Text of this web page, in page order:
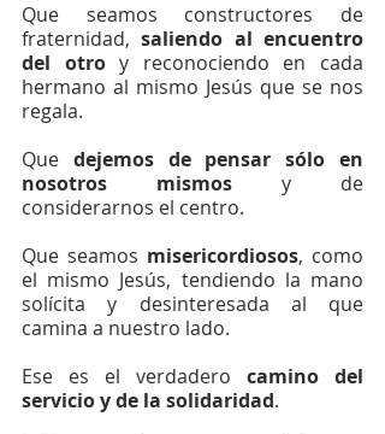
Que seamos constructores de
fraternidad, saliendo al encuentro
del otro y reconociendo en cada
hermano al mismo Jesús que se nos
regala.
Que dejemos de pensar sólo en
nosotros mismos y de
considerarnos el centro.
Que seamos misericordiosos, como
el mismo Jesús, tendiendo la mano
solícita y desinteresada al que
camina a nuestro lado.
Ese es el verdadero camino del
servicio y de la solidaridad.